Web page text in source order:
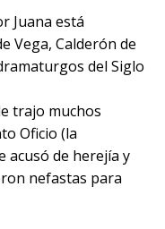
Juana está
Vega, Calderón de
del Siglo
trajo muchos
Oficio (la
acusó de herejía y
nefastas para